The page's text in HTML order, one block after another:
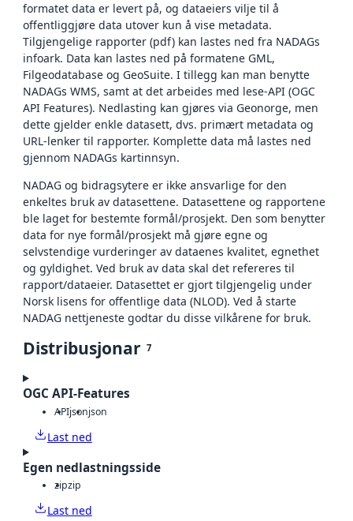
formatet data er levert på, og dataeiers vilje til å
offentliggjøre data utover kun å vise metadata.
Tilgjengelige rapporter (pdf) kan lastes ned fra NADAGs
infoark. Data kan lastes ned på formatene GML,
Filgeodatabase og GeoSuite. I tillegg kan man benytte
NADAGs WMS, samt at det arbeides med lese-API (OGC
API Features). Nedlasting kan gjøres via Geonorge, men
dette gjelder enkle datasett, dvs. primært metadata og
URL-lenker til rapporter. Komplette data må lastes ned
gjennom NADAGs kartinnsyn.
NADAG og bidragsytere er ikke ansvarlige for den
enkeltes bruk av datasettene. Datasettene og rapportene
ble laget for bestemte formål/prosjekt. Den som benytter
data for nye formål/prosjekt må gjøre egne og
selvstendige vurderinger av dataenes kvalitet, egnethet
og gyldighet. Ved bruk av data skal det refereres til
rapport/dataeier. Datasettet er gjort tilgjengelig under
Norsk lisens for offentlige data (NLOD). Ved å starte
NADAG nettjeneste godtar du disse vilkårene for bruk.
Distribusjonar 7
OGC API-Features
APIjsonjson
Last ned
Egen nedlastningsside
zipzip
Last ned